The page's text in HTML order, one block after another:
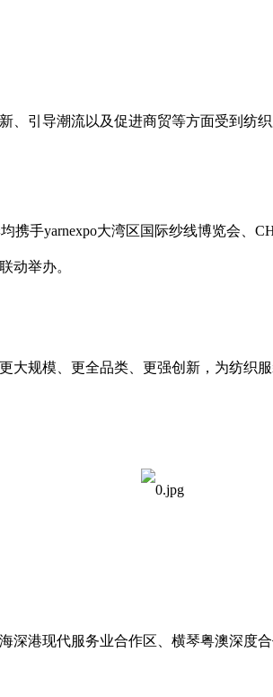
、引导潮流以及促进商贸等方面受到纺
均携手yarnexpo大湾区国际纱线博览会、
动举办。
大规模、更全品类、更强创新，为纺织
深港现代服务业合作区、横琴粤澳深度